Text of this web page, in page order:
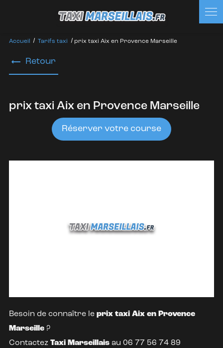
Accueil Tarifs taxi prix taxi Aix en Provence Marseille
Retour
prix taxi Aix en Provence Marseille
Réserver votre course
Besoin de connaître le prix taxi Aix en Provence
Marseille?
Contactez Taxi Marseillaisau 06 77 56 74 89